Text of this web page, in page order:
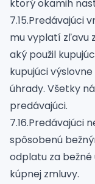
ktorý okamih
7.15.Predávajúci
mu vyplatí zľavu
aký použil
kupujúci
úhrady. Všetky
predávajúci.
7.16.Predávajúci
spôsobenú
odplatu za
kúpnej zmluvy.